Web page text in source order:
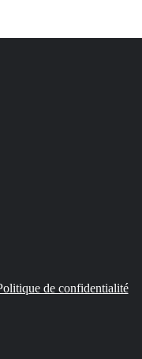
de confidentialité